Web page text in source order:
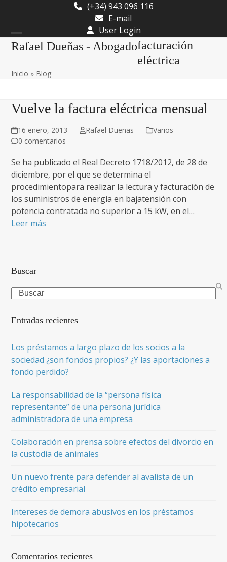
content
(+34) 943 096 116
E-mail
User Login
Rafael Dueñas - Abogado
Open
menu
Close
menu
facturación
eléctrica
Inicio » Blog
Vuelve la factura eléctrica mensual
16 enero, 2013 Rafael Dueñas
Varios
0 comentarios
Se ha publicado el Real Decreto 1718/2012, de 28 de
diciembre, por el que se determina el
procedimientopara realizar la lectura y facturación de
los suministros de energía en bajatensión con
potencia contratada no superior a 15 kW, en el…
Leer más
Buscar
Search
Entradas recientes
Los préstamos a largo plazo de los socios a la
sociedad ¿son fondos propios? ¿Y las aportaciones a
fondo perdido?
La responsabilidad de la “persona física
representante” de una persona jurídica
administradora de una empresa
Colaboración en prensa sobre efectos del divorcio en
la custodia de animales
Un nuevo frente para defender al avalista de un
crédito empresarial
Intereses de demora abusivos en los préstamos
hipotecarios
Comentarios recientes